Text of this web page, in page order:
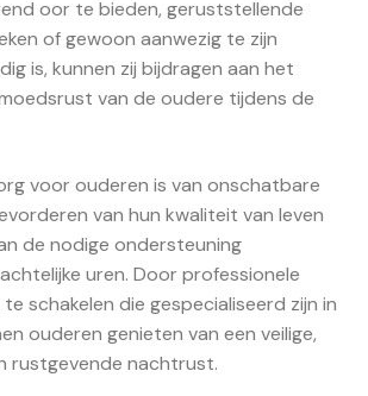
oor te bieden, geruststellende
of gewoon aanwezig te zijn
is, kunnen zij bijdragen aan het
van de oudere tijdens de
voor ouderen is van onschatbare
van hun kwaliteit van leven
de nodige ondersteuning
uren. Door professionele
schakelen die gespecialiseerd zijn in
ouderen genieten van een veilige,
rustgevende nachtrust.